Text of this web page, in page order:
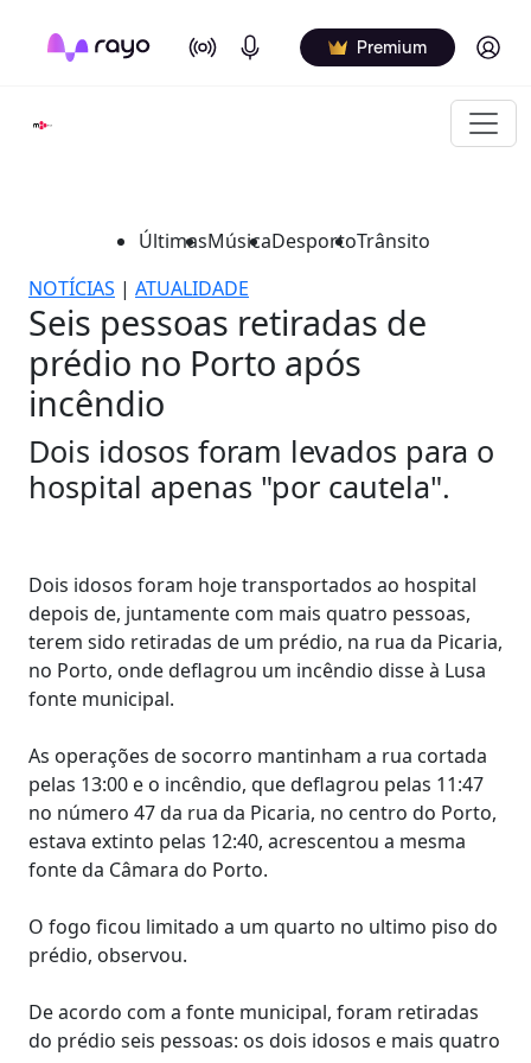
On Air Podcasts Premium Log in
ÚltimasMúsicaDesportoTrânsito
NOTÍCIAS | ATUALIDADE
Seis pessoas retiradas de
prédio no Porto após
incêndio
Dois idosos foram levados para o
hospital apenas "por cautela".
Dois idosos foram hoje transportados ao hospital
depois de, juntamente com mais quatro pessoas,
terem sido retiradas de um prédio, na rua da Picaria,
no Porto, onde deflagrou um incêndio disse à Lusa
fonte municipal.
As operações de socorro mantinham a rua cortada
pelas 13:00 e o incêndio, que deflagrou pelas 11:47
no número 47 da rua da Picaria, no centro do Porto,
estava extinto pelas 12:40, acrescentou a mesma
fonte da Câmara do Porto.
O fogo ficou limitado a um quarto no ultimo piso do
prédio, observou.
De acordo com a fonte municipal, foram retiradas
do prédio seis pessoas: os dois idosos e mais quatro